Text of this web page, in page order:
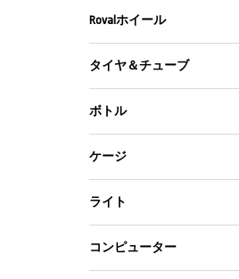
Rovalホイール
タイヤ＆チューブ
ボトル
ケージ
ライト
コンピューター